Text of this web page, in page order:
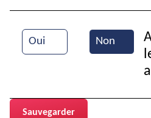
Vue aérienne
Oui Non
Sauvegarder